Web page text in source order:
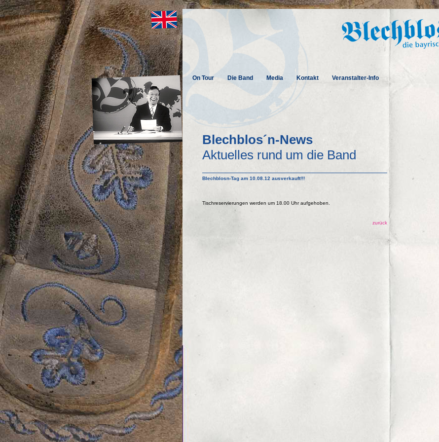
On Tour Die Band Media Kontakt Veranstalter-Info
Blechblos´n-News
Aktuelles rund um die Band
Blechblosn-Tag am 10.08.12 ausverkauft!!!
Tischreservierungen werden um 18.00 Uhr aufgehoben.
zurück